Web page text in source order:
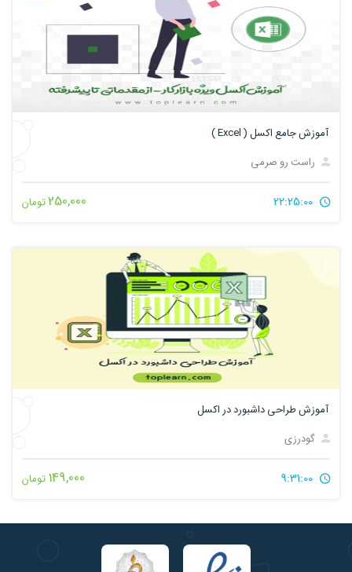
آموزش جامع اکسل ( Excel )
راست رو صرمی
250,000تومان
آموزش طراحی داشبورد در اکسل
گودرزی
149,000تومان